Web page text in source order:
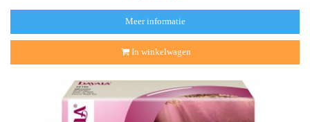
Meer informatie
In winkelwagen